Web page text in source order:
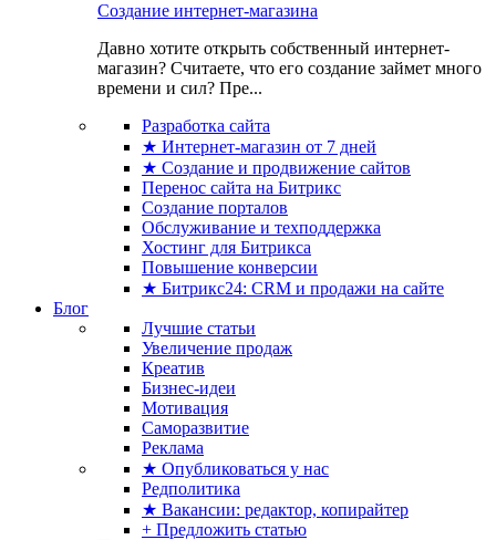
Создание интернет-магазина
Давно хотите открыть собственный интернет-
магазин? Считаете, что его создание займет много
времени и сил? Пре...
Разработка сайта
★ Интернет-магазин от 7 дней
★ Создание и продвижение сайтов
Перенос сайта на Битрикс
Создание порталов
Обслуживание и техподдержка
Хостинг для Битрикса
Повышение конверсии
★ Битрикс24: CRM и продажи на сайте
Блог
Лучшие статьи
Увеличение продаж
Креатив
Бизнес-идеи
Мотивация
Саморазвитие
Реклама
★ Опубликоваться у нас
Редполитика
★ Вакансии: редактор, копирайтер
+ Предложить статью